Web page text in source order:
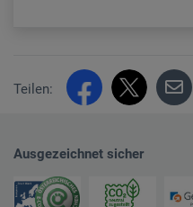
Teilen:
Ausgezeichnet sicher